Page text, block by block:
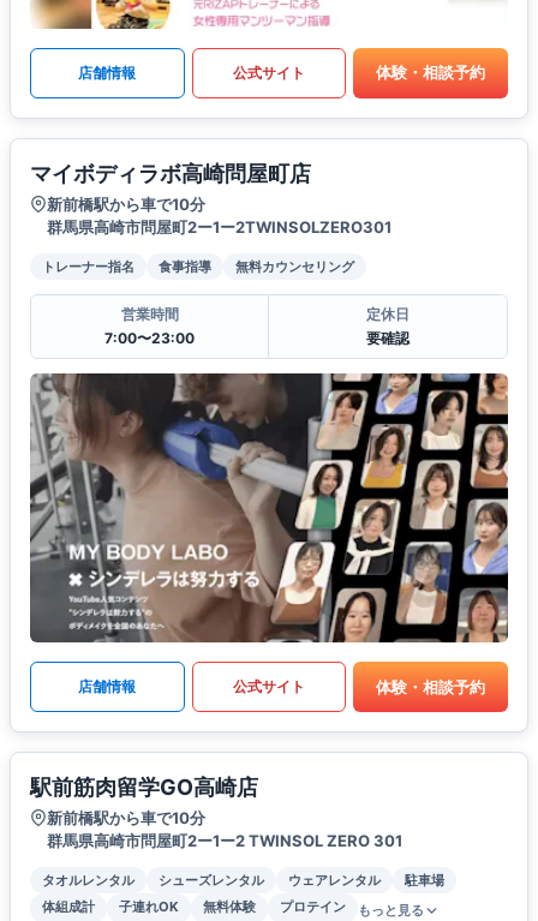
店舗情報 公式サイト 体験・相談予約
マイボディラボ高崎問屋町店
新前橋駅から車で10分
群馬県高崎市問屋町2ー1ー2TWINSOLZERO301
トレーナー指名 食事指導 無料カウンセリング
営業時間
7:00〜23:00
定休日
要確認
店舗情報 公式サイト 体験・相談予約
駅前筋肉留学GO高崎店
新前橋駅から車で10分
群馬県高崎市問屋町2ー1ー2 TWINSOL ZERO 301
タオルレンタル シューズレンタル ウェアレンタル
駐車場
体組成計
子連れOK 無料体験 プロテイン もっと見る